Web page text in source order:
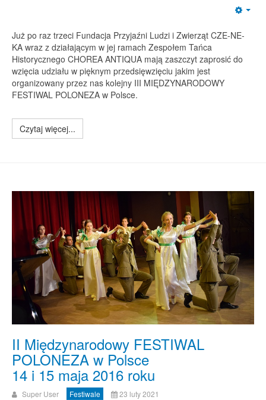
Już po raz trzeci Fundacja Przyjaźni Ludzi i Zwierząt CZE-NE-
KA wraz z działającym w jej ramach Zespołem Tańca
Historycznego CHOREA ANTIQUA mają zaszczyt zaprosić do
wzięcia udziału w pięknym przedsięwzięciu jakim jest
organizowany przez nas kolejny III MIĘDZYNARODOWY
FESTIWAL POLONEZA w Polsce.
Czytaj więcej...
II Międzynarodowy FESTIWAL
POLONEZA w Polsce
14 i 15 maja 2016 roku
Super User Festiwale
23 luty 2021